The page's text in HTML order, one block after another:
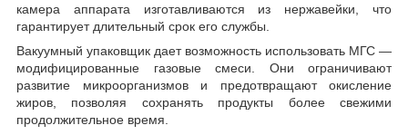
камера аппарата изготавливаются из нержавейки, что
гарантирует длительный срок его службы.
Вакуумный упаковщик дает возможность использовать МГС —
модифицированные газовые смеси. Они ограничивают
развитие микроорганизмов и предотвращают окисление
жиров, позволяя сохранять продукты более свежими
продолжительное время.